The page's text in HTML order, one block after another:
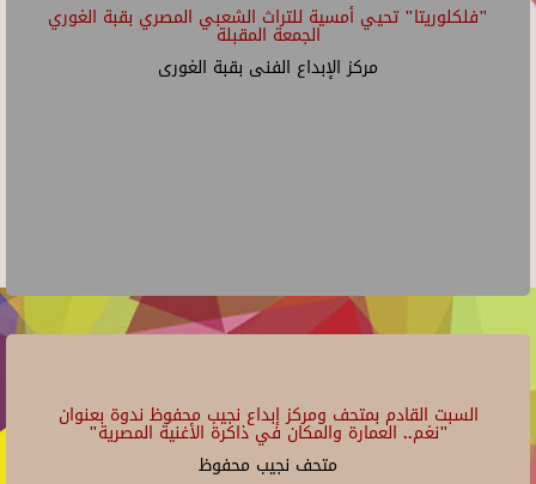
"فلكلوريتا" تحيي أمسية للتراث الشعبي المصري بقبة الغوري
الجمعة المقبلة
مركز الإبداع الفنى بقبة الغورى
السبت القادم بمتحف ومركز إبداع نجيب محفوظ ندوة بعنوان
"نغم.. العمارة والمكان في ذاكرة الأغنية المصرية"
متحف نجيب محفوظ